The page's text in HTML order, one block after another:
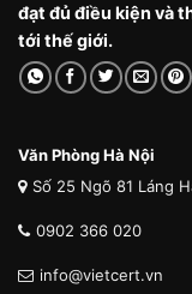
đạt đủ điều kiện và
tới thế giới.
Văn Phòng Hà Nội
Số 25 Ngõ 81 Láng
0902 366 020
info@vietcert.vn